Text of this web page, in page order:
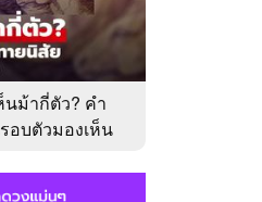
นม้ากี่ตัว? คำ
อบตัวมองเห็น